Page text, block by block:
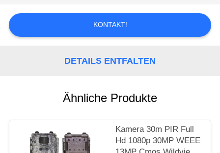
BITTE
SITEMAP
DATENSCHUTZRICHTLINIE
KONTAKT!
DETAILS ENTFALTEN
Ähnliche Produkte
Kamera 30m PIR Full
Hd 1080p 30MP WEEE